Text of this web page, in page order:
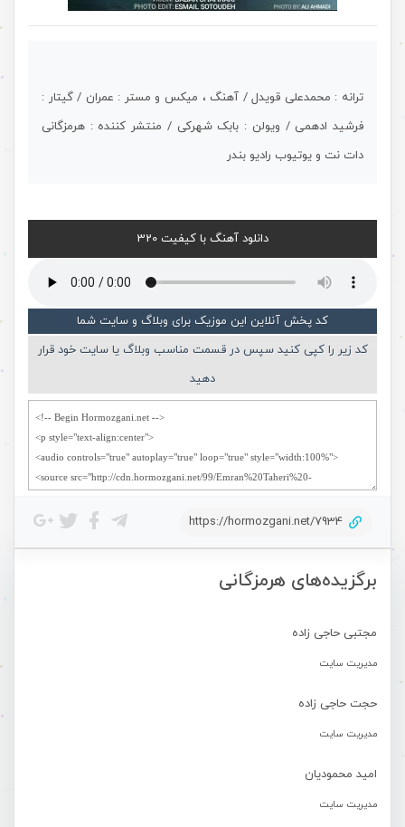
برگزیده‌های هرمزگانی
مجتبی حاجی زاده
مدیریت سایت
حجت حاجی زاده
مدیریت سایت
امید محمودیان
مدیریت سایت
ترانه : محمدعلی قویدل / آهنگ ، میکس و مستر : عمران / گیتار :
فرشید ادهمی / ویولن : بابک شهرکی / منتشر کننده : هرمزگانی
دات نت و یوتیوب رادیو بندر
دانلود آهنگ با کیفیت 320
کد پخش آنلاین این موزیک برای وبلاگ و سایت شما
کد زیر را کپی کنید سپس در قسمت مناسب وبلاگ یا سایت خود قرار
دهید
https://hormozgani.net/7934